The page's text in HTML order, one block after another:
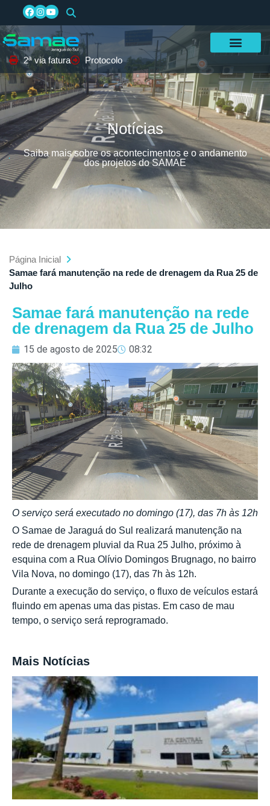
2ª via fatura Protocolo
Notícias
Saiba mais sobre os acontecimentos e o andamento
dos projetos do SAMAE
Página Inicial
Samae fará manutenção na rede de drenagem da Rua 25 de
Julho
Samae fará manutenção na rede
de drenagem da Rua 25 de Julho
15 de agosto de 2025 08:32
O serviço será executado no domingo (17), das 7h às 12h
O Samae de Jaraguá do Sul realizará manutenção na
rede de drenagem pluvial da Rua 25 Julho, próximo à
esquina com a Rua Olívio Domingos Brugnago, no bairro
Vila Nova, no domingo (17), das 7h às 12h.
Durante a execução do serviço, o fluxo de veículos estará
fluindo em apenas uma das pistas. Em caso de mau
tempo, o serviço será reprogramado.
Mais Notícias